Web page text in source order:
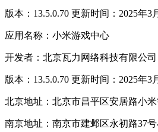
版本：13.5.0.70 更新时间：2025年3
应用名称：小米游戏中心
开发者：北京瓦力网络科技有限公司
版本：13.5.0.70 更新时间：2025年3
北京地址：北京市昌平区安居路小
南京地址：南京市建邺区永初路37